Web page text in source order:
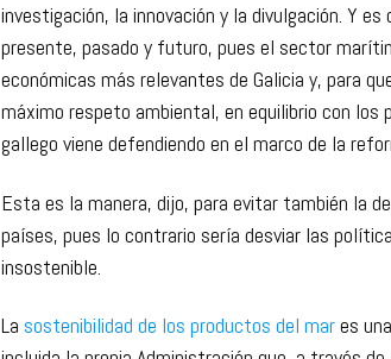
investigación, la innovación y la divulgación. Y
presente, pasado y futuro, pues el sector
económicas más relevantes de Galicia y, para
máximo respeto ambiental, en equilibrio con los
gallego viene defendiendo en el marco de la
Esta es la manera, dijo, para evitar también la
países, pues lo contrario sería desviar las
insostenible.
La sostenibilidad de los productos del mares